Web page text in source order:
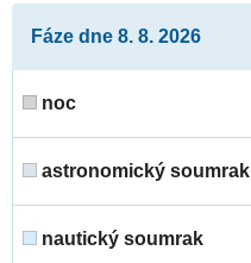
Fáze dne 8. 8. 2026
noc
astronomický soumrak
nautický soumrak